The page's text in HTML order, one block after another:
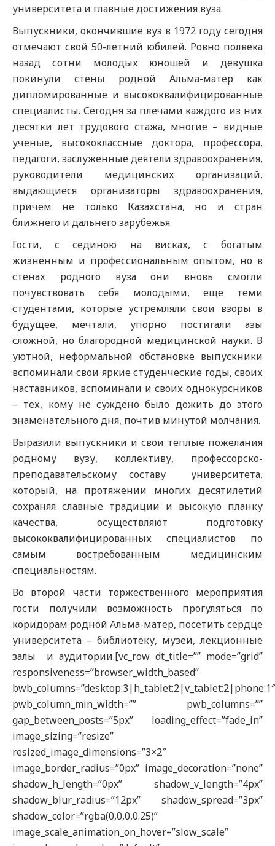
университета и главные достижения вуза.
Выпускники, окончившие вуз в 1972 году сегодня
отмечают свой 50-летний юбилей. Ровно полвека
назад сотни молодых юношей и девушка
покинули стены родной Альма-матер как
дипломированные и высококвалифицированные
специалисты. Сегодня за плечами каждого из них
десятки лет трудового стажа, многие – видные
ученые, высококлассные доктора, профессора,
педагоги, заслуженные деятели здравоохранения,
руководители медицинских организаций,
выдающиеся организаторы здравоохранения,
причем не только Казахстана, но и стран
ближнего и дальнего зарубежья.
Гости, с сединою на висках, с богатым
жизненным и профессиональным опытом, но в
стенах родного вуза они вновь смогли
почувствовать себя молодыми, еще теми
студентами, которые устремляли свои взоры в
будущее, мечтали, упорно постигали азы
сложной, но благородной медицинской науки. В
уютной, неформальной обстановке выпускники
вспоминали свои яркие студенческие годы, своих
наставников, вспоминали и своих однокурсников
– тех, кому не суждено было дожить до этого
знаменательного дня, почтив минутой молчания.
Выразили выпускники и свои теплые пожелания
родному вузу, коллективу, профессорско-
преподавательскому составу университета,
который, на протяжении многих десятилетий
сохраняя славные традиции и высокую планку
качества, осуществляют подготовку
высококвалифицированных специалистов по
самым востребованным медицинским
специальностям.
Во второй части торжественного мероприятия
гости получили возможность прогуляться по
коридорам родной Альма-матер, посетить сердце
университета – библиотеку, музеи, лекционные
залы и аудитории.[vc_row dt_title=”” mode=”grid”
responsiveness=”browser_width_based”
bwb_columns=”desktop:3|h_tablet:2|v_tablet:2|phone:1″
pwb_column_min_width=”” pwb_columns=””
gap_between_posts=”5px” loading_effect=”fade_in”
image_sizing=”resize”
resized_image_dimensions=”3×2″
image_border_radius=”0px” image_decoration=”none”
shadow_h_length=”0px” shadow_v_length=”4px”
shadow_blur_radius=”12px” shadow_spread=”3px”
shadow_color=”rgba(0,0,0,0.25)”
image_scale_animation_on_hover=”slow_scale”